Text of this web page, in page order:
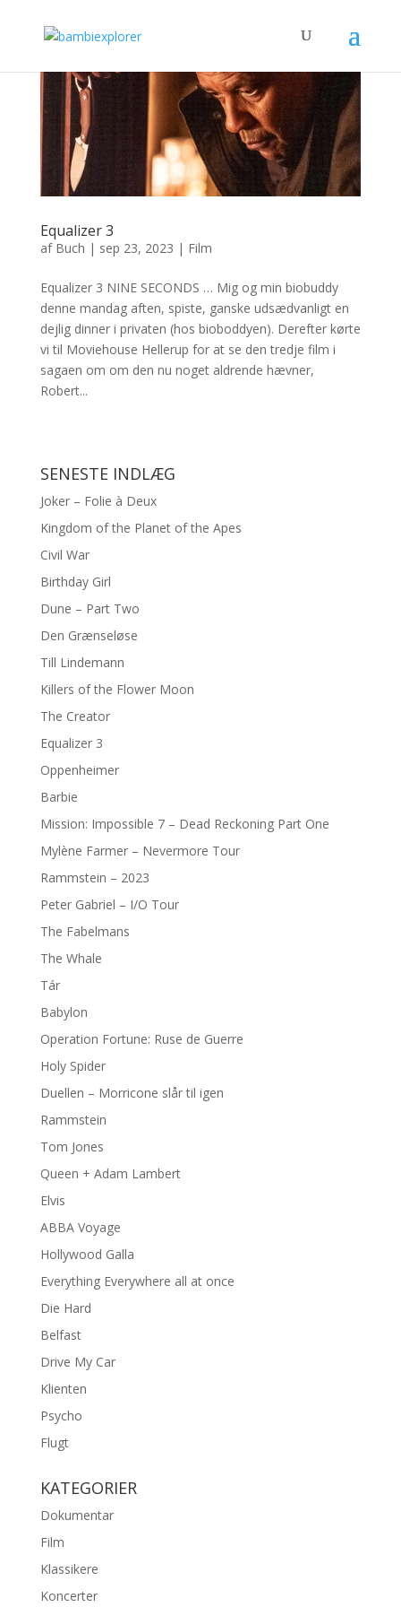
Equalizer 3
af Buch | sep 23, 2023 | Film
Equalizer 3 NINE SECONDS … Mig og min biobuddy
denne mandag aften, spiste, ganske udsædvanligt en
dejlig dinner i privaten (hos bioboddyen). Derefter kørte
vi til Moviehouse Hellerup for at se den tredje film i
sagaen om om den nu noget aldrende hævner,
Robert...
SENESTE INDLÆG
Joker – Folie à Deux
Kingdom of the Planet of the Apes
Civil War
Birthday Girl
Dune – Part Two
Den Grænseløse
Till Lindemann
Killers of the Flower Moon
The Creator
Equalizer 3
Oppenheimer
Barbie
Mission: Impossible 7 – Dead Reckoning Part One
Mylène Farmer – Nevermore Tour
Rammstein – 2023
Peter Gabriel – I/O Tour
The Fabelmans
The Whale
Tár
Babylon
Operation Fortune: Ruse de Guerre
Holy Spider
Duellen – Morricone slår til igen
Rammstein
Tom Jones
Queen + Adam Lambert
Elvis
ABBA Voyage
Hollywood Galla
Everything Everywhere all at once
Die Hard
Belfast
Drive My Car
Klienten
Psycho
Flugt
KATEGORIER
Dokumentar
Film
Klassikere
Koncerter